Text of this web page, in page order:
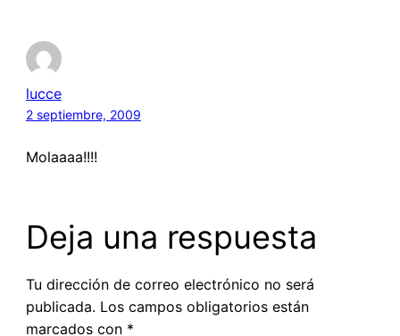
lucce
2 septiembre, 2009
Molaaaa!!!!
Deja una respuesta
Tu dirección de correo electrónico no será
publicada. Los campos obligatorios están
marcados con *